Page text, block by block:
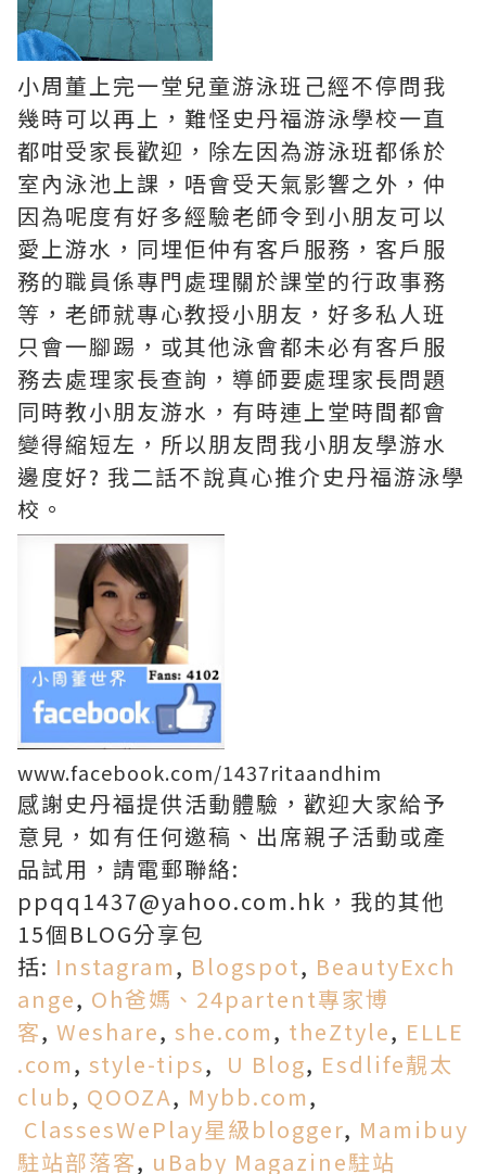
小周董上完一堂兒童游泳班己經不停問我
幾時可以再上，難怪史丹福游泳學校一直
都咁受家長歡迎，除左因為游泳班都係於
室內泳池上課，唔會受天氣影響之外，仲
因為呢度有好多經驗老師令到小朋友可以
愛上游水，同埋佢仲有客戶服務，客戶服
務的職員係專門處理關於課堂的行政事務
等，老師就專心教授小朋友，好多私人班
只會一腳踢，或其他泳會都未必有客戶服
務去處理家長查詢，導師要處理家長問題
同時教小朋友游水，有時連上堂時間都會
變得縮短左，所以朋友問我小朋友學游水
邊度好? 我二話不說真心推介史丹福游泳學
校。
www.facebook.com/1437ritaandhim
感謝史丹福提供活動體驗，歡迎大家給予
意見，如有任何邀稿、出席親子活動或產
品試用，請電郵聯絡:
ppqq1437@yahoo.com.hk，我的其他
15個BLOG分享包
括: Instagram, Blogspot, BeautyExch
ange, Oh爸媽、24partent專家博
客, Weshare, she.com, theZtyle, ELLE
.com, style-tips, U Blog, Esdlife靚太
club, QOOZA, Mybb.com,
ClassesWePlay星級blogger, Mamibuy
駐站部落客, uBaby Magazine駐站